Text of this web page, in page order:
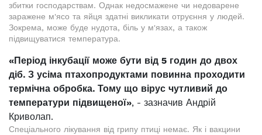
збитки господарствам. Однак недосмажене чи недоварене
заражене м'ясо та яйця здатні викликати отруєння у людей.
Зокрема, може буде нудота, біль у м'язах, а також
підвищуватися температура.
«Період інкубації може бути від 5 годин до двох
діб. З усіма птахопродуктами повинна проходити
термічна обробка. Тому що вірус чутливий до
температури підвищеної», - зазначив Андрій
Криволап.
Спеціального лікування від грипу птиці немає. Як і вакцини